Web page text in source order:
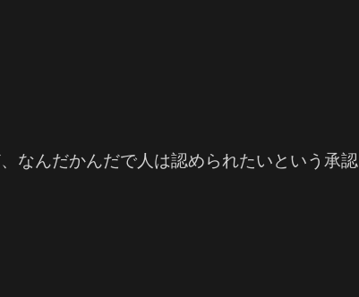
なんだかんだで人は認められたいという承認